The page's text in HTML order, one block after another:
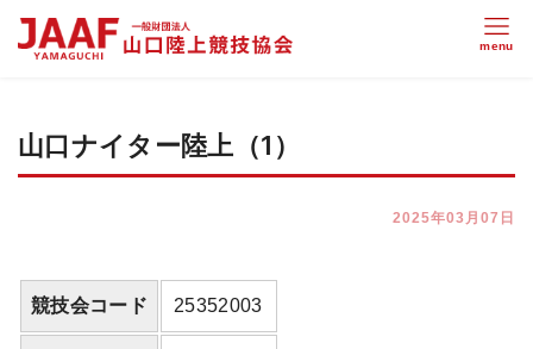
山口ナイター陸上（1）
2025年03月07日
競技会コード 25352003